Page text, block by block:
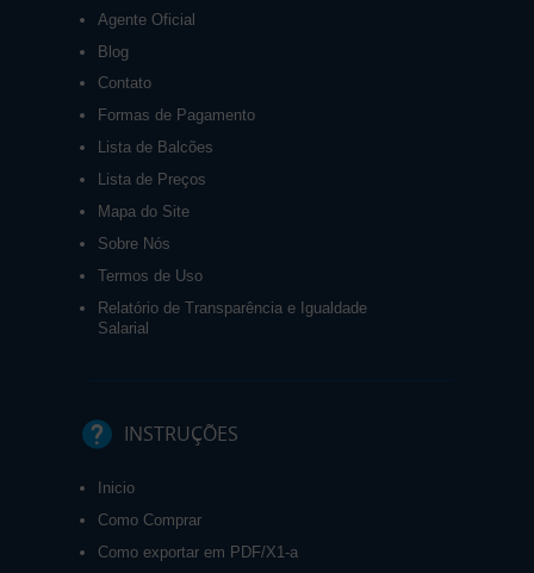
Agente Oficial
Blog
Contato
Formas de Pagamento
Lista de Balcões
Lista de Preços
Mapa do Site
Sobre Nós
Termos de Uso
Relatório de Transparência e Igualdade
Salarial
INSTRUÇÕES
Inicio
Como Comprar
Como exportar em PDF/X1-a